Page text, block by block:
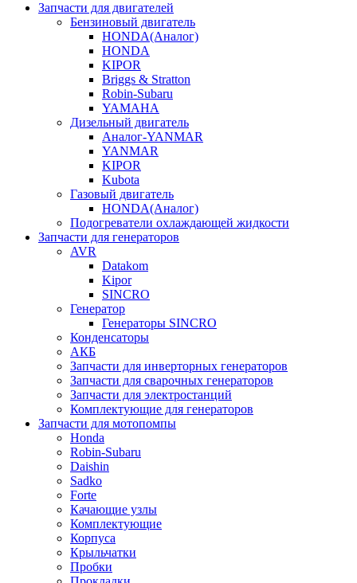
Запчасти для двигателей
Бензиновый двигатель
HONDA(Aналог)
HONDA
KIPOR
Briggs & Stratton
Robin-Subaru
YAMAHA
Дизельный двигатель
Аналог-YANMAR
YANMAR
KIPOR
Kubota
Газовый двигатель
HONDA(Aналог)
Подогреватели охлаждающей жидкости
Запчасти для генераторов
AVR
Datakom
Kipor
SINCRO
Генератор
Генераторы SINCRO
Конденсаторы
АКБ
Запчасти для инверторных генераторов
Запчасти для сварочных генераторов
Запчасти для электростанций
Комплектующие для генераторов
Запчасти для мотопомпы
Honda
Robin-Subaru
Daishin
Sadko
Forte
Качающие узлы
Комплектующие
Корпуса
Крыльчатки
Пробки